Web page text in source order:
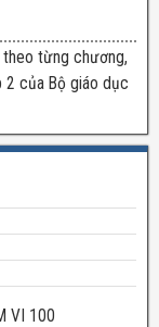
từng chương,
2 của Bộ giáo dục
VI 100